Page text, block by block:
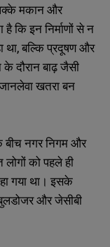
मकान और
कि इन निर्माणों से न
था, बल्कि प्रदूषण और
दौरान बाढ़ जैसी
खतरा बन
बीच नगर निगम और
लोगों को पहले ही
गया था। इसके
और जेसीबी